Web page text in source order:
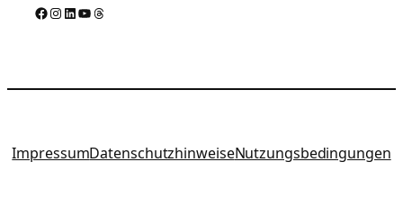
Facebook InstagramLinkedIn YouTube Threads
ImpressumDatenschutzhinweiseNutzungsbedingungen